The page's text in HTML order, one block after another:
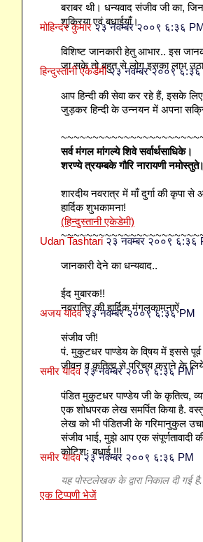
बराबर थी। धन्यवाद संजीव जी का,
शुक्रिया एवं बधाईयाँ।
मोहिन्दर कुमार २३ नवम्बर २००९ ६:३६
विशिष्ट जानकारी हेतु आभार.. इस
जा सके तो बहुत से लोग इसका लाभ
हिन्दुस्तानी एकेडेमी २३ नवम्बर २००९
आप हिन्दी की सेवा कर रहे हैं, इसके
जुड़कर हिन्दी के उन्नयन में अपना
सर्व मंगल मांगल्ये शिवे सर्वार्थसाधिके।
शरण्ये त्रयम्बके गौरि नारायणी
शारदीय नवरात्र में माँ दुर्गा की कृपा से
हार्दिक शुभकामना!
(हिन्दुस्तानी एकेडेमी)
Udan Tashtari २३ नवम्बर २००९ ६:३६
जानकारी देने का धन्यवाद..
ईद मुबारक!!
नवरात्रि की हार्दिक मंगलकामनाऐं.
अजय यादव २३ नवम्बर २००९ ६:३६ PM
संजीव जी!
पं. मुकुटधर पाण्डेय के वि्षय में इससे
जीवन व कृतित्व से परिचय कराने के
समीर यादव २३ नवम्बर २००९ ६:३६ PM
पंडित मुकुटधर पाण्डेय जी के कृतित्व,
एक शोधपरक लेख समर्पित किया है.
लेख को भी पंडितजी के गरिमानुकुल
संजीव भाई, मुझे आप एक संपूर्णतावादी
कोटिशः बधाई.!!!
समीर यादव २३ नवम्बर २००९ ६:३६ PM
यह पोस्टलेखक के द्वारा निकाल दी गई है.
एक टिप्पणी भेजें